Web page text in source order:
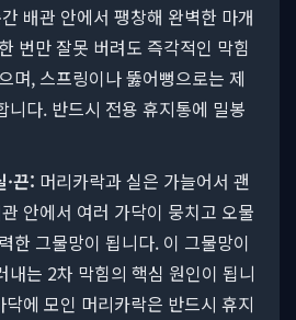
배관 안에서 팽창해 완벽한 마개
번만 잘못 버려도 즉각적인 막힘
며, 스프링이나 뚫어뻥으로는 제
니다. 반드시 전용 휴지통에 밀봉
끈: 머리카락과 실은 가늘어서 괜
안에서 여러 가닥이 뭉치고 오물
한 그물망이 됩니다. 이 그물망이
내는 2차 막힘의 핵심 원인이 됩니
에 모인 머리카락은 반드시 휴지